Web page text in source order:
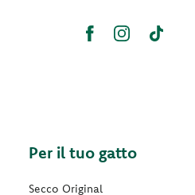
Per il tuo gatto
Secco Original